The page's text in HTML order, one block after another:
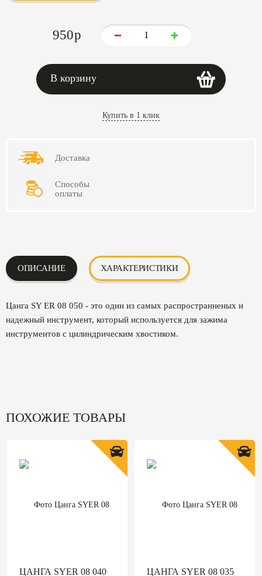
950p
В корзину
Купить в 1 клик
Доставка
Способы
оплаты
ОПИСАНИЕ ХАРАКТЕРИСТИКИ
Цанга SY ER 08 050 - это один из самых распространненых и
надежный инструмент, который используется для зажима
инструментов с цилиндрическим хвостиком.
ПОХОЖИЕ ТОВАРЫ
ЦАНГА SYER 08 040 ЦАНГА SYER 08 035